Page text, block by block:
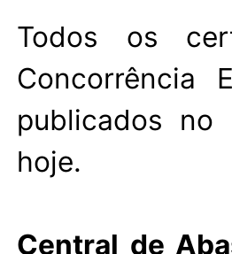
Todos os
Concorrência
publicados no
hoje.
Central de